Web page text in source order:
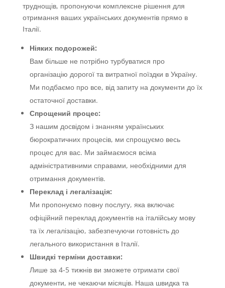
труднощів, пропонуючи комплексне рішення для
отримання ваших українських документів прямо в
Італії.
Ніяких подорожей:
Вам більше не потрібно турбуватися про
організацію дорогої та витратної поїздки в Україну.
Ми подбаємо про все, від запиту на документи до їх
остаточної доставки.
Спрощений процес:
З нашим досвідом і знанням українських
бюрократичних процесів, ми спрощуємо весь
процес для вас. Ми займаємося всіма
адміністративними справами, необхідними для
отримання документів.
Переклад і легалізація:
Ми пропонуємо повну послугу, яка включає
офіційний переклад документів на італійську мову
та їх легалізацію, забезпечуючи готовність до
легального використання в Італії.
Швидкі терміни доставки:
Лише за 4-5 тижнів ви зможете отримати свої
документи, не чекаючи місяців. Наша швидка та